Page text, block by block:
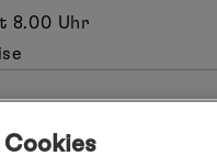
8.00 Uhr
im Reisepreis enthalten
Cookies